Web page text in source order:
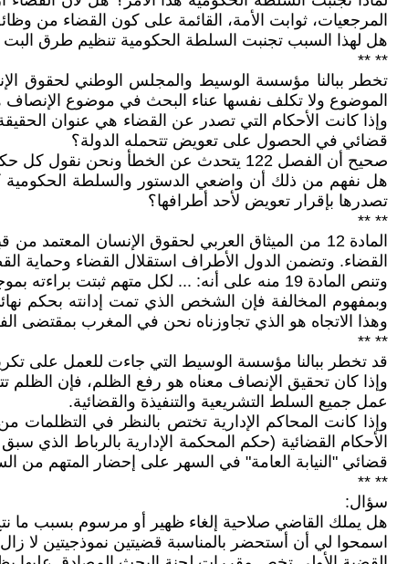
المرجعيات، ثوابت الأمة، القائمة على كون القضاء من
هل لهذا السبب تجنبت السلطة الحكومية تنظيم طرق البت
** **
تخطر ببالنا مؤسسة الوسيط والمجلس الوطني لحقوق
الموضوع ولا تكلف نفسها عناء البحث في موضوع الإنصاف
قضائي في الحصول على تعويض تتحمله الدولة؟
صحيح أن الفصل 122 يتحدث عن الخطأ ونحن نقول كل حكم غير منصف فهو خطأ.
هل نفهم من ذلك أن واضعي الدستور والسلطة الحكومية
تصدرها بإقرار تعويض لأحد أطرافها؟
** **
القضاء. وتضمن الدول الأطراف استقلال القضاء
وتنص المادة 19 منه على أنه: ... لكل متهم ثبتت براءته بموجب حكم بات الحق في التعويض عن الأضرار التي لحقت به.
وبمفهوم المخالفة فإن الشخص الذي تمت إدانته بحكم
وهذا الاتجاه هو الذي تجاوزناه نحن في المغرب بمقتضى الفصل 122 من الوثيقة الدستورية لسنة 2011 إلا أننا لم ننكب بعد على وضع آلية لتنزيل
** **
قد تخطر ببالنا مؤسسة الوسيط التي جاءت للعمل على
وإذا كان تحقيق الإنصاف معناه هو رفع الظلم، فإن
عمل جميع السلط التشريعية والتنفيذة والقضائية.
وإذا كانت المحاكم الإدارية تختص بالنظر في التظلمات
الأحكام القضائية (حكم المحكمة الإدارية بالرباط
قضائي "النيابة العامة" في السهر على إحضار المتهم من
** **
سؤال:
هل يملك القاضي صلاحية إلغاء ظهير أو مرسوم بسبب
اسمحوا لي أن أستحضر بالمناسبة قضيتين نموذجيتين لا